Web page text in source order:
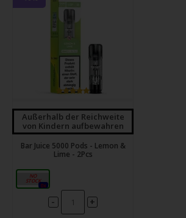
Außerhalb der Reichweite
von Kindern aufbewahren
Bar Juice 5000 Pods - Lemon &
Lime - 2Pcs
20mg
0x
- +